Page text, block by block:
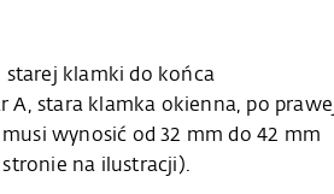
starej klamki do końca
stara klamka okienna, po
wynosić od 32 mm do 42 mm
na ilustracji).